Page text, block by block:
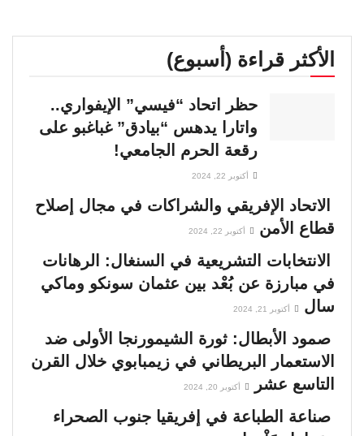
الأكثر قراءة (أسبوع)
حظر اتحاد “فيسي” الإيفواري..
واتارا يدهس “بيادق” غباغبو على
رقعة الحرم الجامعي!
أكتوبر 22, 2024
الاتحاد الإفريقي والشراكات في مجال إصلاح
قطاع الأمن
أكتوبر 22, 2024
الانتخابات التشريعية في السنغال: الرهانات
في مبارزة عن بُعْد بين عثمان سونكو وماكي
سال
أكتوبر 21, 2024
صمود الأبطال: ثورة الشيمورنجا الأولى ضد
الاستعمار البريطاني في زيمبابوي خلال القرن
التاسع عشر
أكتوبر 20, 2024
صناعة الطباعة في إفريقيا جنوب الصحراء